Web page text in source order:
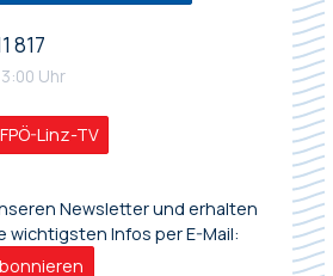
817
Uhr
FPÖ-Linz-TV
Newsletter und erhalten
wichtigsten Infos per E-Mail: